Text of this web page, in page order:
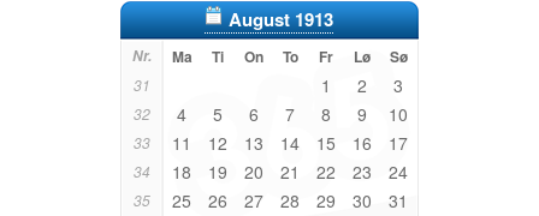
August 1913
Nr. Ma Ti On To Fr Lø Sø
31 1 2 3
32 4 5 6 7 8 9 10
33 11 12 13 14 15 16 17
34 18 19 20 21 22 23 24
35 25 26 27 28 29 30 31